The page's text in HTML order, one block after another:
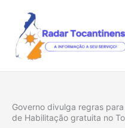
conteúdo
Governo divulga regras
de Habilitação gratuita no